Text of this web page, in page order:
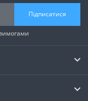
Підписатися